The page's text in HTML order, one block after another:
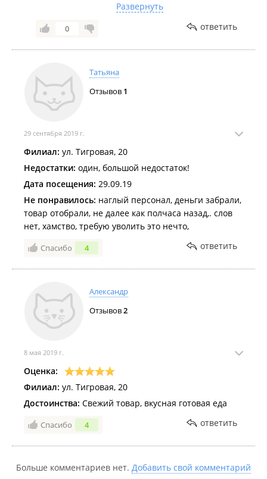
Предложений". Так информация доходит
значительно быстрее до Управляющих и мы, со
своей стороны, можем оперативно принимать
меры.
правило, что покупатель, нашедший на витрине
товар с вышедшим сроком годности может
обратиться к Администратору магазина и
Развернуть
0 ответить
Татьяна
Отзывов 1
29 сентября 2019 г.
Филиал: ул. Тигровая, 20
Недостатки: один, большой недостаток!
Дата посещения: 29.09.19
Не понравилось: наглый персонал, деньги забрали,
товар отобрали, не далее как полчаса назад,. слов
нет, хамство, требую уволить это нечто,
Спасибо 4 ответить
Александр
Отзывов2
8 мая 2019 г.
Оценка:
Филиал: ул. Тигровая, 20
Достоинства: Свежий товар, вкусная готовая еда
Спасибо 4 ответить
Больше комментариев нет. Добавить свой комментарий